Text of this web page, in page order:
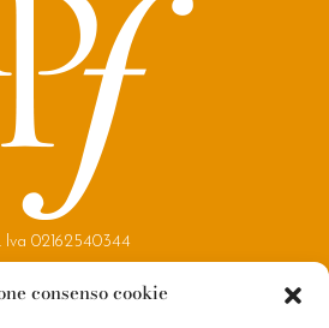
consenso cookie
Iva 02162540344
Parma Festival